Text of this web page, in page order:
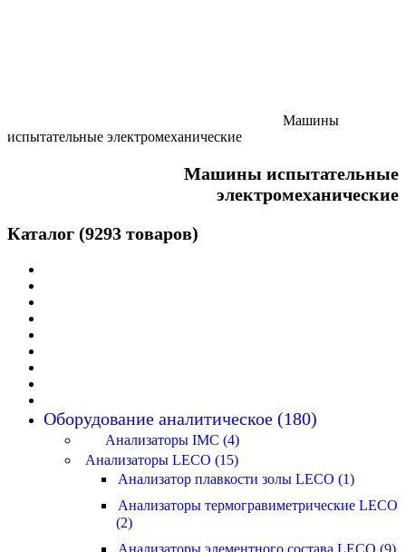
Машины
испытательные электромеханические
Машины испытательные
электромеханические
Каталог (9293 товаров)
Оборудование аналитическое (180)
Анализаторы IMC (4)
Анализаторы LECO (15)
Анализатор плавкости золы LECO (1)
Анализаторы термогравиметрические LECO
(2)
Анализаторы элементного состава LECO (9)